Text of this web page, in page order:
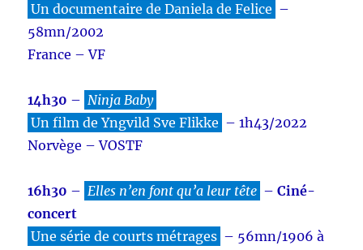
Un documentaire de Daniela de Felice –
58mn/2002
France – VF
14h30 – Ninja Baby
Un film de Yngvild Sve Flikke – 1h43/2022
Norvège – VOSTF
16h30 – Elles n’en font qu’a leur tête –Ciné-
concert
Une série de courts métrages – 56mn/1906 à